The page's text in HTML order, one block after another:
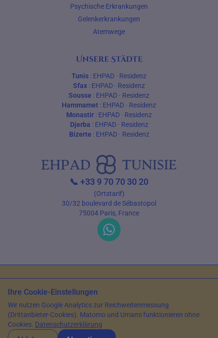
Psychische Erkrankungen
Gelenkerkrankungen
Atemwege
Unsere Städte
Tunis : EHPAD · Residenz
Sfax : EHPAD · Residenz
Sousse : EHPAD · Residenz
Hammamet : EHPAD · Residenz
Monastir : EHPAD · Residenz
Djerba : EHPAD· Residenz
Bizerte : EHPAD· Residenz
📞 +33 9 70 70 30 20
(Ortstarif)
30/32 boulevard de Sébastopol
75004 Paris, France
© 2026 EHPAD Tunisie — Alle Rechte vorbehalten
Artikel verfasst von Farès Bouslama, Präsident von SILVER RESORTS
Aktualisiert am13. Juni 2026
Ihre Cookie-Einstellungen
Wir nutzen Google Analytics zur Reichweitenmessung
(Drittanbieter-Cookies). Matomo und Umami funktionieren ohne
Cookies. Datenschutzerklärung